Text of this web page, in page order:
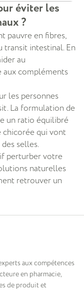
éviter les
?
pauvre en fibres,
transit intestinal. En
au
aux compléments
les personnes
La formulation de
un ratio équilibré
chicorée qui vont
selles.
perturber votre
naturelles
retrouver un
aux compétences
en pharmacie,
de produit et